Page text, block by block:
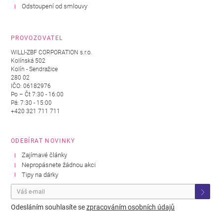
Odstoupení od smlouvy
PROVOZOVATEL
WILLI-ZBF CORPORATION s.r.o.
Kolínská 502
Kolín - Sendražice
280 02
IČO: 06182976
Po – Čt 7:30 - 16:00
Pá: 7:30 - 15:00
+420 321 711 711
ODEBÍRAT NOVINKY
Zajímavé články
Nepropásnete žádnou akci
Tipy na dárky
Odesláním souhlasíte sezpracováním osobních údajů